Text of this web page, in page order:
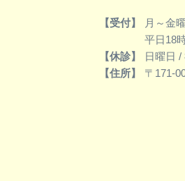
【受付】
月～金
平日18
【休診】
日曜日 /
【住所】
〒171-